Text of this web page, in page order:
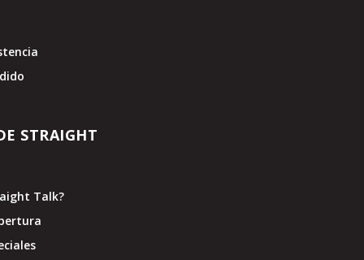
STRAIGHT
Talk?